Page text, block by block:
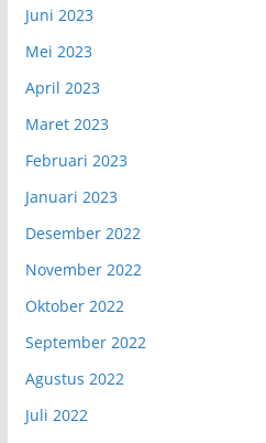
Juni 2023
Mei 2023
April 2023
Maret 2023
Februari 2023
Januari 2023
Desember 2022
November 2022
Oktober 2022
September 2022
Agustus 2022
Juli 2022